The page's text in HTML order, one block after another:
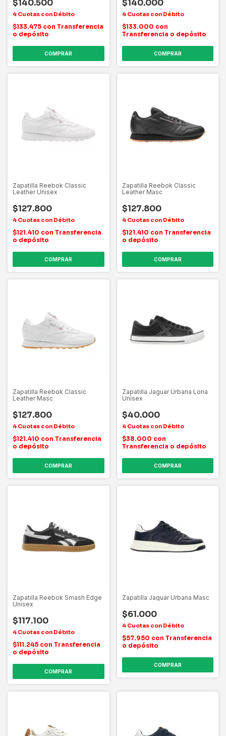
$140.500
$133.475 con Transferencia
o depósito
COMPRAR
$140.000
$133.000 con
Transferencia o depósito
COMPRAR
Zapatilla Reebok Classic
Leather Unisex
$127.800
$121.410 con Transferencia
o depósito
COMPRAR
Zapatilla Reebok Classic
Leather Masc
$127.800
$121.410 con Transferencia
o depósito
COMPRAR
Zapatilla Reebok Classic
Leather Masc
$127.800
$121.410 con Transferencia
o depósito
COMPRAR
Zapatilla Jaguar Urbana Lona
Unisex
$40.000
$38.000 con
Transferencia o depósito
COMPRAR
Zapatilla Reebok Smash Edge
Unisex
$117.100
$111.245 con Transferencia
o depósito
COMPRAR
Zapatilla Jaguar Urbana Masc
$61.000
$57.950 con Transferencia
o depósito
COMPRAR